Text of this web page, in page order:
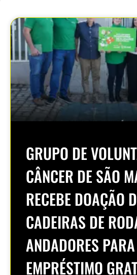
GRUPO DE
CÂNCER DE SÃO
RECEBE DOAÇÃO
CADEIRAS DE
ANDADORES PARA
EMPRÉSTIMO